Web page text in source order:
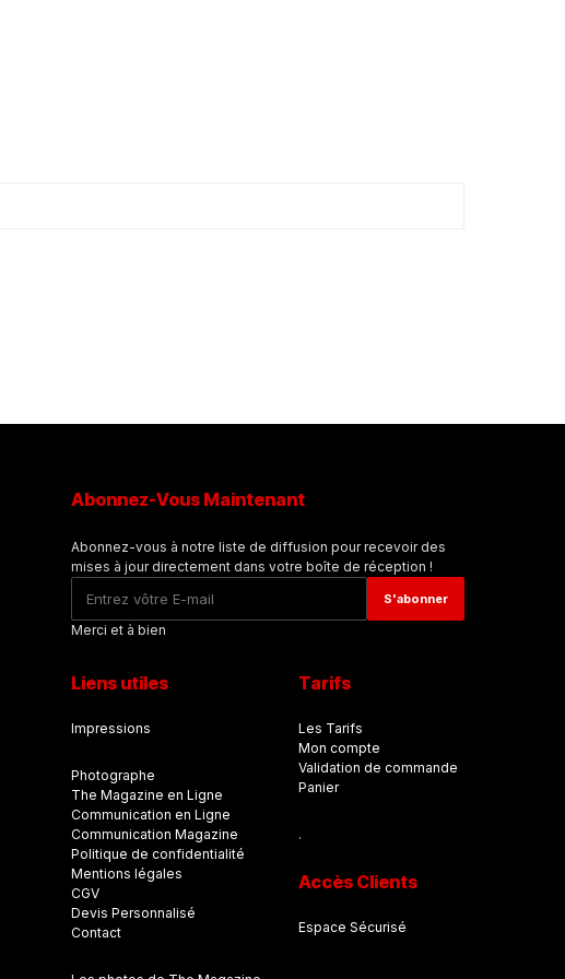
Abonnez-Vous Maintenant
Abonnez-vous à notre liste de diffusion pour recevoir des
mises à jour directement dans votre boîte de réception !
Merci et à bien
Liens utiles
Impressions
Photographe
The Magazine en Ligne
Communication en Ligne
Communication Magazine
Politique de confidentialité
Mentions légales
CGV
Devis Personnalisé
Contact
Tarifs
Les Tarifs
Mon compte
Validation de commande
Panier
.
Accès Clients
Espace Sécurisé